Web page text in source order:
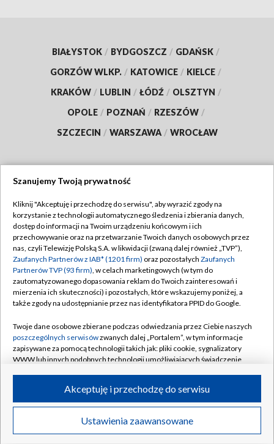
BIAŁYSTOK / BYDGOSZCZ / GDAŃSK /
GORZÓW WLKP. / KATOWICE / KIELCE /
KRAKÓW / LUBLIN / ŁÓDŹ / OLSZTYN /
OPOLE / POZNAŃ / RZESZÓW /
SZCZECIN / WARSZAWA / WROCŁAW
TVP
Abonament TVP
Emisja w TVP
Centrum informacji TVP
Naziemna Telewizja Cyfrowa
Rada Programowa
System NOS
Informacje o nadawcy
Program dla prasy
Ogłoszenie przetargowe
Regulamin TVP
Polityka prywatności
Moje zgody
Pomoc
Kontakt
Kanały
©2026 Telewizja Polska S.A. w likwidacji
Szanujemy Twoją prywatność
Kliknij "Akceptuję i przechodzę do serwisu", aby wyrazić zgody na
korzystanie z technologii automatycznego śledzenia i zbierania danych,
dostęp do informacji na Twoim urządzeniu końcowym i ich
przechowywanie oraz na przetwarzanie Twoich danych osobowych przez
nas, czyli Telewizję Polską S.A. w likwidacji (zwaną dalej również „TVP”),
Zaufanych Partnerów z IAB* (1201 firm) oraz pozostałych Zaufanych
Partnerów TVP (93 firm), w celach marketingowych (w tym do
zautomatyzowanego dopasowania reklam do Twoich zainteresowań i
mierzenia ich skuteczności) i pozostałych, które wskazujemy poniżej, a
także zgody na udostępnianie przez nas identyfikatora PPID do Google.
Twoje dane osobowe zbierane podczas odwiedzania przez Ciebie naszych
poszczególnych serwisówzwanych dalej „Portalem”, w tym informacje
zapisywane za pomocą technologii takich jak: pliki cookie, sygnalizatory
WWW lub innych podobnych technologii umożliwiających świadczenie
ruchu w Internecie.
Twoje dane osobowe zbierane podczas odwiedzania przez Ciebie
poszczególnych serwisówna Portalu, takie jak adresy IP, identyfikatory
Ustawienia zaawansowane
Akceptuję i przechodzę do serwisu